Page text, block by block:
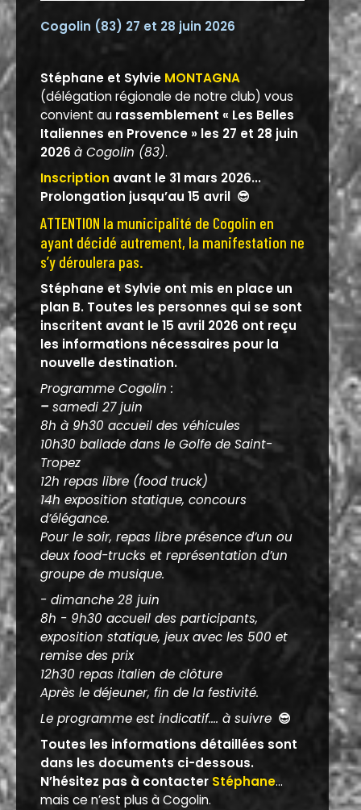
Cogolin (83) 27 et 28 juin 2026
Stéphane et Sylvie MONTAGNA
(délégation régionale de notre club) vous
convient au rassemblement « Les Belles
Italiennes en Provence » les 27 et 28 juin
2026 à Cogolin (83).
Inscription avant le 31 mars 2026...
Prolongation jusqu’au 15 avril 😎
ATTENTION la municipalité de Cogolin en
ayant décidé autrement, la manifestation ne
s’y déroulera pas.
Stéphane et Sylvie ont mis en place un
plan B. Toutes les personnes qui se sont
inscritent avant le 15 avril 2026 ont reçu
les informations nécessaires pour la
nouvelle destination.
Programme Cogolin :
– samedi 27 juin
8h à 9h30 accueil des véhicules
10h30 ballade dans le Golfe de Saint-
Tropez
12h repas libre (food truck)
14h exposition statique, concours
d’élégance.
Pour le soir, repas libre présence d’un ou
deux food-trucks et représentation d’un
groupe de musique.
- dimanche 28 juin
8h - 9h30 accueil des participants,
exposition statique, jeux avec les 500 et
remise des prix
12h30 repas italien de clôture
Après le déjeuner, fin de la festivité.
Le programme est indicatif.... à suivre 😎
Toutes les informations détaillées sont
dans les documents ci-dessous.
N’hésitez pas à contacter Stéphane...
mais ce n’est plus à Cogolin.